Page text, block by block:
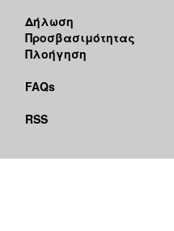
Δήλωση
Προσβασιμότητας
Πλοήγηση
FAQs
RSS